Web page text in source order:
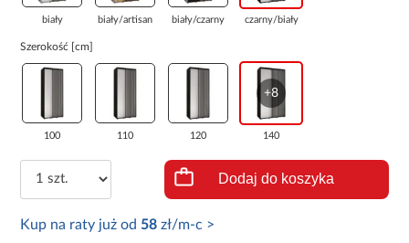
biały biały/artisan biały/czarny czarny/biały
Szerokość [cm]
100 110 120
+8
140
Dodaj do koszyka
Kup na raty już od 58 zł/m-c >